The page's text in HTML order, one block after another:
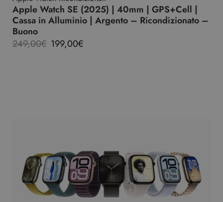
Apple Watch SE (2025) | 40mm | GPS+Cell |
Cassa in Alluminio | Argento – Ricondizionato –
Buono
249,00€ 199,00€